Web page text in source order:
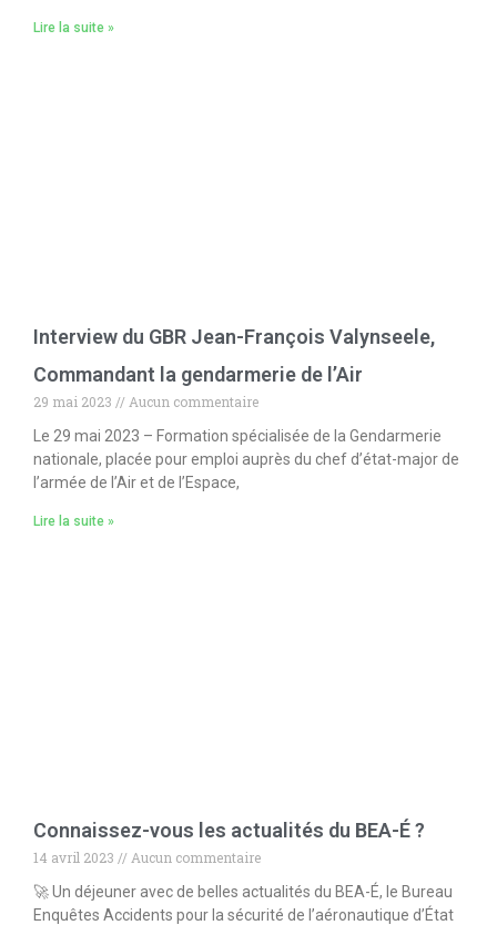
Lire la suite »
Interview du GBR Jean-François Valynseele,
Commandant la gendarmerie de l’Air
29 mai 2023
Aucun commentaire
Le 29 mai 2023 – Formation spécialisée de la Gendarmerie
nationale, placée pour emploi auprès du chef d’état-major de
l’armée de l’Air et de l’Espace,
Lire la suite »
Connaissez-vous les actualités du BEA-É ?
14 avril 2023
Aucun commentaire
🚀 Un déjeuner avec de belles actualités du BEA-É, le Bureau
Enquêtes Accidents pour la sécurité de l’aéronautique d’État